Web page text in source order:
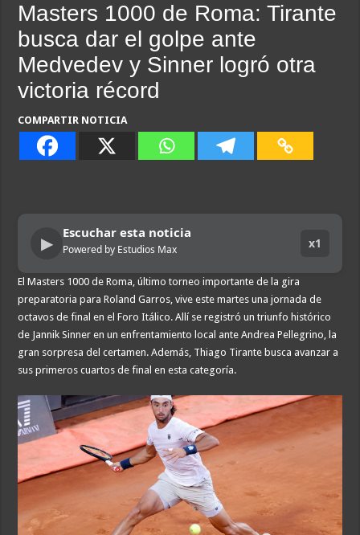
Masters 1000 de Roma: Tirante
busca dar el golpe ante
Medvedev y Sinner logró otra
victoria récord
COMPARTIR NOTICIA
▶
Escuchar esta noticia
Powered by Estudios Max x1
El Masters 1000 de Roma, último torneo importante de la gira
preparatoria para Roland Garros, vive este martes una jornada de
octavos de final en el Foro Itálico. Allí se registró un triunfo histórico
de Jannik Sinner en un enfrentamiento local ante Andrea Pellegrino, la
gran sorpresa del certamen. Además, Thiago Tirante busca avanzar a
sus primeros cuartos de final en esta categoría.